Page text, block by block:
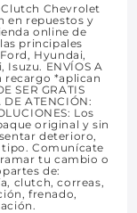
Chevrolet
en repuestos y
online de
principales
Hyundai,
Isuzu. ENVÍOS A
recargo *aplican
SER GRATIS
ATENCIÓN:
Los
original y sin
deterioro,
Comunícate
tu cambio o
de:
clutch, correas,
frenado,